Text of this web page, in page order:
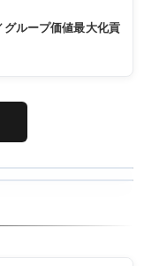
ループ価値最大化貢